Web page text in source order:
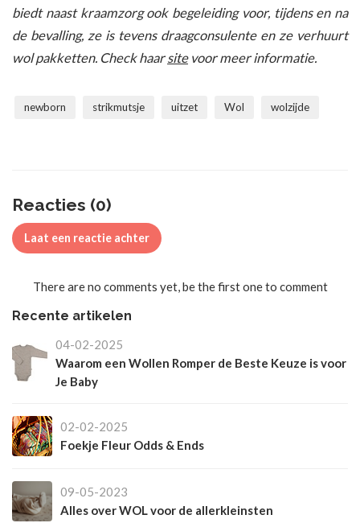
biedt naast kraamzorg ook begeleiding voor, tijdens en na
de bevalling, ze is tevens draagconsulente en ze verhuurt
wol pakketten. Check haarsitevoor meer informatie.
newborn strikmutsje uitzet Wol wolzijde
Reacties (0)
Laat een reactie achter
There are no comments yet, be the first one to comment
Recente artikelen
04-02-2025
Waarom een Wollen Romper de Beste Keuze is voor
Je Baby
02-02-2025
Foekje Fleur Odds & Ends
09-05-2023
Alles over WOL voor de allerkleinsten